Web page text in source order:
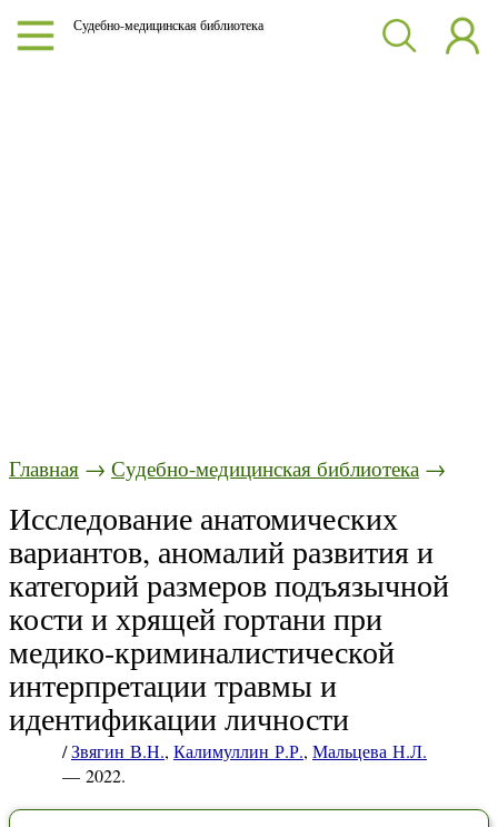
Судебно-медицинская библиотека
Главная → Судебно-медицинская библиотека →
Исследование анатомических
вариантов, аномалий развития и
категорий размеров подъязычной
кости и хрящей гортани при
медико-криминалистической
интерпретации травмы и
идентификации личности
/Звягин В.Н., Калимуллин Р.Р., Мальцева Н.Л.
— 2022.